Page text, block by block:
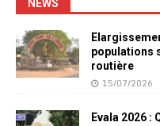
NEWS
populations
routière
15/07/2026
Evala 2026 :